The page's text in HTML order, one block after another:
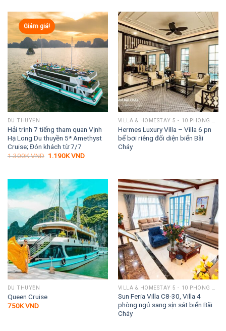
950K VND.
5.090K
Giảm giá!
DU THUYỀN
Hải trình 7 tiếng tham quan Vịnh
Hạ Long Du thuyền 5* Amethyst
Cruise; Đón khách từ 7/7
1.300KVND Giá
1.190KVNDGiá
1.190K VND.
Hermes Luxury Villa – Villa 6 pn
bể bơi riêng đối diện biển Bãi
Cháy
DU THUYỀN
Queen Cruise
750KVND
Sun Feria Villa C8-30, Villa 4
phòng ngủ sang sịn sát biển Bãi
Cháy